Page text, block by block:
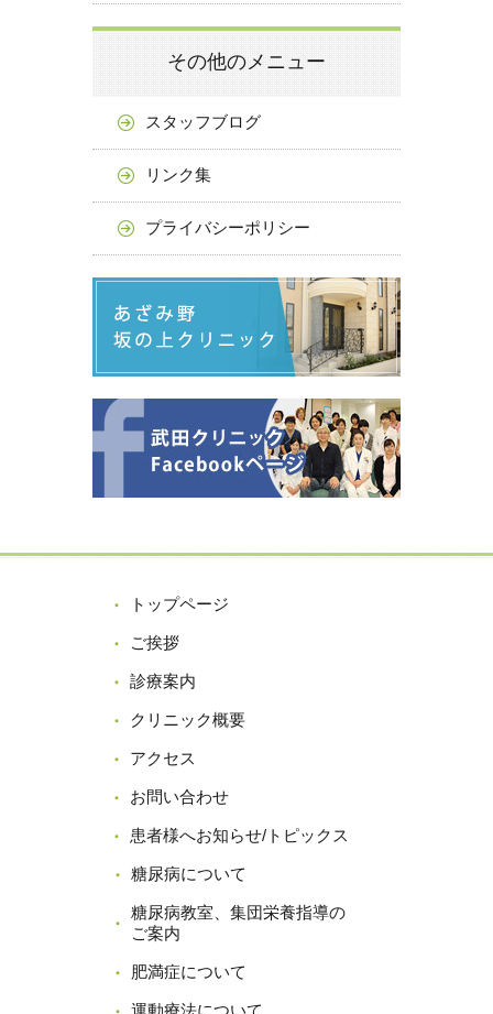
その他のメニュー
スタッフブログ
リンク集
プライバシーポリシー
トップページ
ご挨拶
診療案内
クリニック概要
アクセス
お問い合わせ
患者様へお知らせ/トピックス
糖尿病について
糖尿病教室、集団栄養指導の
ご案内
肥満症について
運動療法について